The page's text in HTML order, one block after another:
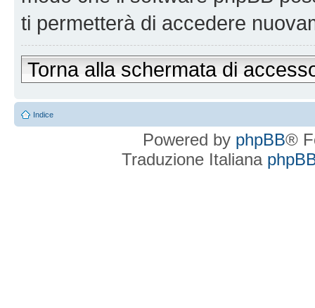
ti permetterà di accedere
Torna alla schermata di
Indice
Powered by phpBB®
Traduzione Italiana